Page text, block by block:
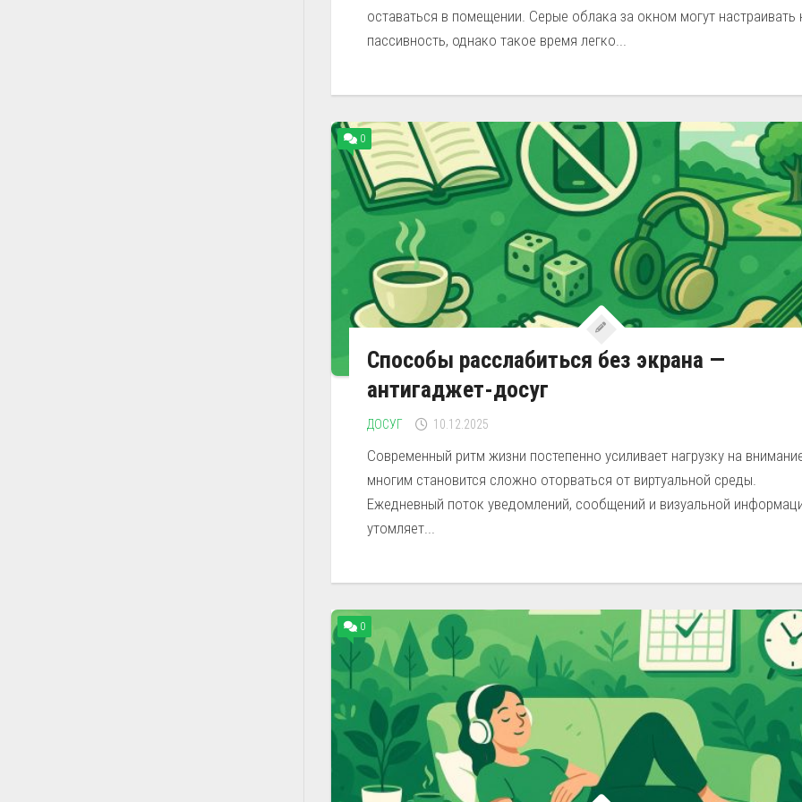
оставаться в помещении. Серые облака за окном могут настраивать
пассивность, однако такое время легко...
0
Способы расслабиться без экрана —
антигаджет-досуг
ДОСУГ 10.12.2025
Современный ритм жизни постепенно усиливает нагрузку на
многим становится сложно оторваться от виртуальной среды.
Ежедневный поток уведомлений, сообщений и визуальной
утомляет...
0